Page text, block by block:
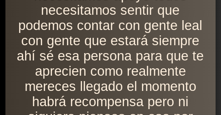
necesitamos sentir que
podemos contar con gente leal
con gente que estará siempre
ahí sé esa persona para que te
aprecien como realmente
mereces llegado el momento
habrá recompensa pero ni